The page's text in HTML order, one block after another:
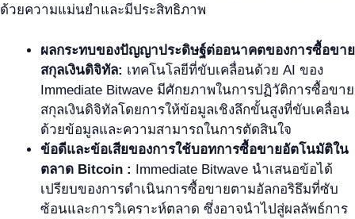
ด้วยความแม่นยำและมีประสิทธิภาพ
ผลกระทบของปัญญาประดิษฐ์ต่ออนาคตของการซื้อขาย
สกุลเงินดิจิทัล: เทคโนโลยีที่ขับเคลื่อนด้วย AI ของ
Immediate Bitwave มีศักยภาพในการปฏิวัติการซื้อขาย
สกุลเงินดิจิทัลโดยการให้ข้อมูลเชิงลึกขั้นสูงที่ขับเคลื่อน
ด้วยข้อมูลและความสามารถในการตัดสินใจ
ข้อดีและข้อเสียของการใช้บอทการซื้อขายอัตโนมัติใน
ตลาด Bitcoin : Immediate Bitwave นำเสนอข้อได้
เปรียบของการดำเนินการซื้อขายตามอัลกอริธึมที่ซับ
ซ้อนและการวิเคราะห์ตลาด ซึ่งอาจนำไปสู่ผลลัพธ์การ